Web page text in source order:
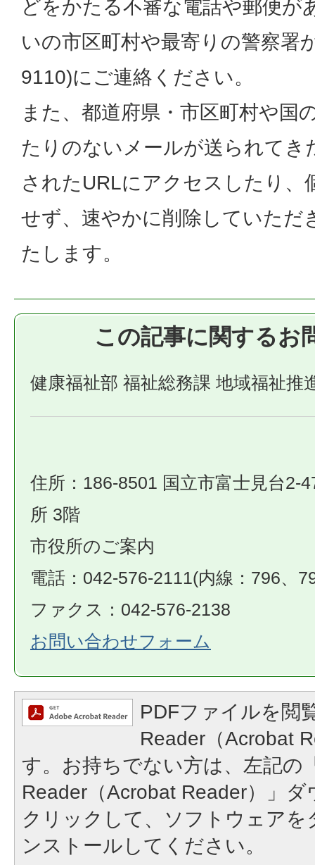
どをかたる不審な電話や郵便が
いの市区町村や最寄りの警察署
9110)にご連絡ください。
また、都道府県・市区町村や国
たりのないメールが送られてき
されたURLにアクセスしたり、
せず、速やかに削除していただ
たします。
この記事に関するお
健康福祉部 福祉総務課 地域福祉推
住所：186-8501 国立市富士見台2-
所 3階
市役所のご案内
電話：042-576-2111(内線：796、
ファクス：042-576-2138
お問い合わせフォーム
PDFファイルを閲
Reader（Acrobat
す。お持ちでない方は、左記の
Reader（Acrobat Reader）」
クリックして、ソフトウェア
ンストールしてください。